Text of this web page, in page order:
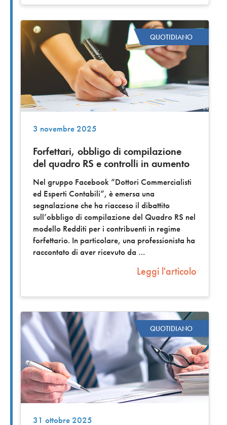
QUOTIDIANO
3 novembre 2025
Forfettari, obbligo di compilazione
del quadro RS e controlli in aumento
Nel gruppo Facebook “Dottori Commercialisti
ed Esperti Contabili”, è emersa una
segnalazione che ha riacceso il dibattito
sull’obbligo di compilazione del Quadro RS nel
modello Redditi per i contribuenti in regime
forfettario. In particolare, una professionista ha
raccontato di aver ricevuto da
Leggi l'articolo
QUOTIDIANO
31 ottobre 2025